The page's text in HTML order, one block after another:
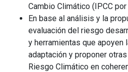
Cambio Climático (IPCC
En base al análisis y la
evaluación del riesgo
y herramientas que
adaptación y proponer
Riesgo Climático en